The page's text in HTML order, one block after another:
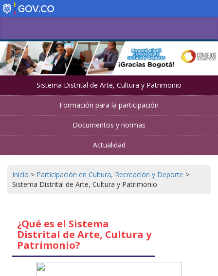
Pasar
al
Sistema Distrital de Arte, Cultura y Patrimonio
Formación para la participación
Documentos y normas
Actualidad
Inicio > Participación en Cultura, Recreación y Deporte >
Sistema Distrital de Arte, Cultura y Patrimonio
¿Qué es el Sistema
Distrital de Arte, Cultura y
Patrimonio?